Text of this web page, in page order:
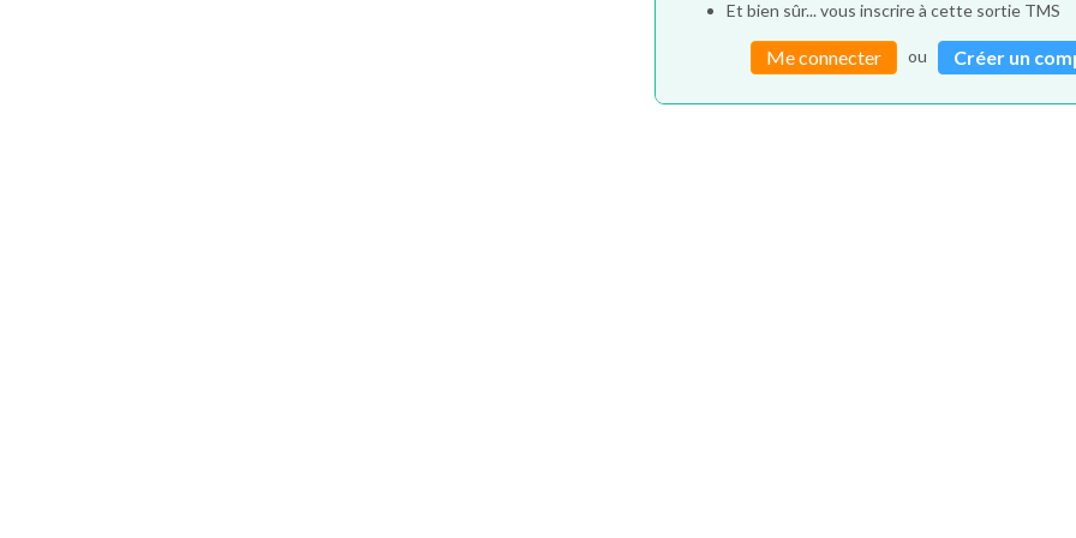
Et bien sûr... vous inscrire à cette sortie TMS
Me connecter ou Créer un